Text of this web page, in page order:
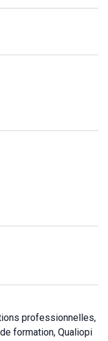
professionnelles,
formation, Qualiopi